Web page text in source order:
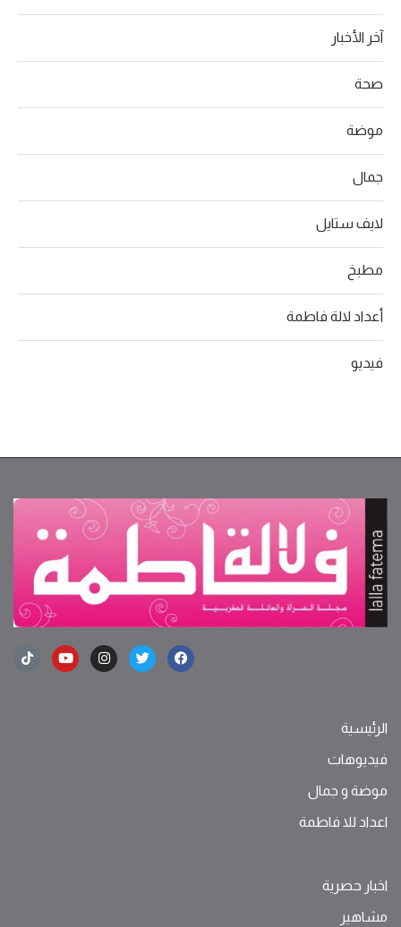
آخر الأخبار
صحة
موضة
جمال
لايف ستايل
مطبخ
أعداد لالة فاطمة
فيديو
الرئيسية
فيديوهات
موضة ‫و‬ ‫‬‫جمال‬
اعداد للا فاطمة
اخبار حصرية
مشاهير